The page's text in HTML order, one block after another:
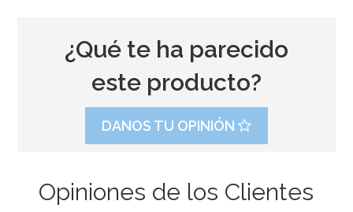
¿Qué te ha parecido
este producto?
DANOS TU OPINIÓN
Opiniones de los Clientes